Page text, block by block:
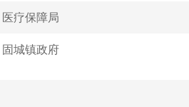
医疗保障局
固城镇政府